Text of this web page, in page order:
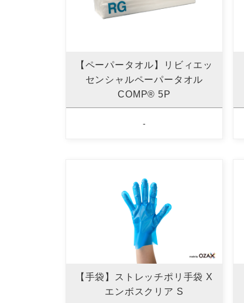
【ペーパータオル】リビィエッ
センシャルペーパータオル
COMP® 5P
-
【手袋】ストレッチポリ手袋 X
エンボスクリア S